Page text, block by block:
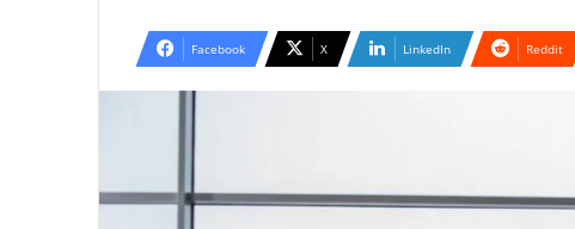
Facebook X LinkedIn Reddit